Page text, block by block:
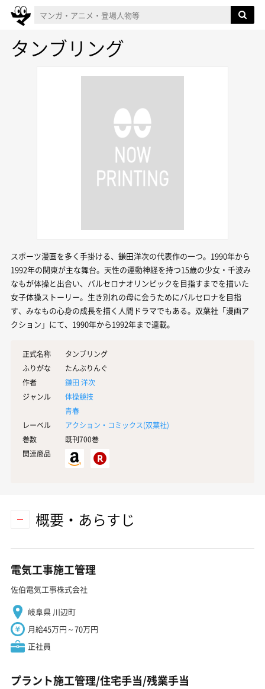
タンブリング
スポーツ漫画を多く手掛ける、鎌田洋次の代表作の一つ。1990年から
1992年の関東が主な舞台。天性の運動神経を持つ15歳の少女・千波み
なもが体操と出合い、バルセロナオリンピックを目指すまでを描いた
女子体操ストーリー。生き別れの母に会うためにバルセロナを目指
す、みなもの心身の成長を描く人間ドラマでもある。双葉社「漫画ア
クション」にて、1990年から1992年まで連載。
正式名称
タンブリング
ふりがな
たんぶりんぐ
作者
鎌田 洋次
ジャンル
体操競技
青春
レーベル
アクション・コミックス(双葉社)
巻数
既刊700巻
関連商品
概要・あらすじ
電気工事施工管理
佐伯電気工事株式会社
岐阜県 川辺町
月給45万円～70万円
正社員
プラント施工管理/住宅手当/残業手当